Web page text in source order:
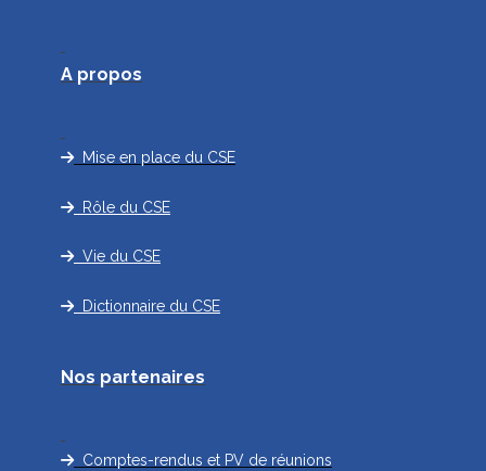
A propos
Mise en place du CSE
Rôle du CSE
Vie du CSE
Dictionnaire du CSE
Nos partenaires
Comptes-rendus et PV de réunions